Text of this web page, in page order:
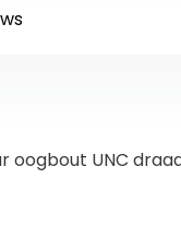
oogbout UNC